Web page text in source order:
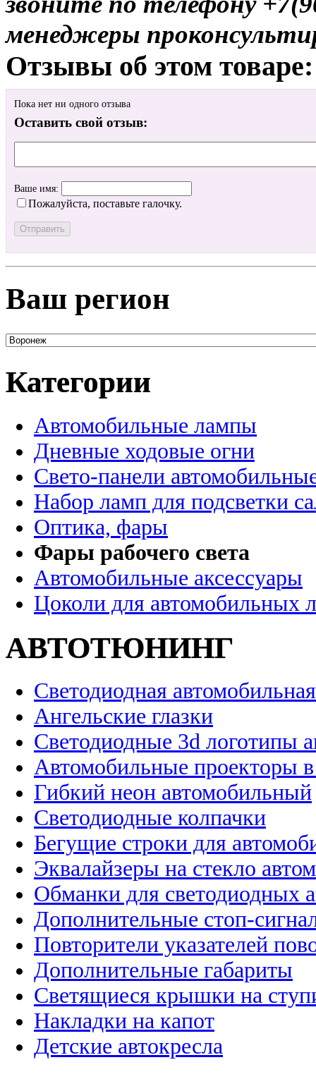
менеджеры
Отзывы об этом товаре:
Пока нет ни одного отзыва
Оставить свой отзыв:
Ваше имя:
Пожалуйста, поставьте галочку.
Ваш регион
Категории
Автомобильные лампы
Дневные ходовые огни
Свето-панели
Набор ламп для подсветки
Оптика, фары
Фары рабочего света
Автомобильные аксессуары
Цоколи для автомобильных
АВТОТЮНИНГ
Светодиодная
Ангельские глазки
Светодиодные 3d логотипы
Автомобильные проекторы
Гибкий неон автомобильный
Светодиодные колпачки
Бегущие строки для
Эквалайзеры на стекло
Обманки для светодиодных
Дополнительные стоп-
Повторители указателей
Дополнительные габариты
Светящиеся крышки на
Накладки на капот
Детские автокресла